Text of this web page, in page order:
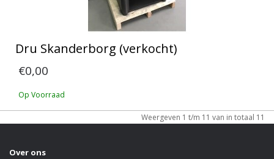
Dru Skanderborg (verkocht)
€0,00
Op Voorraad
Weergeven 1 t/m 11 van in totaal 11
Over ons